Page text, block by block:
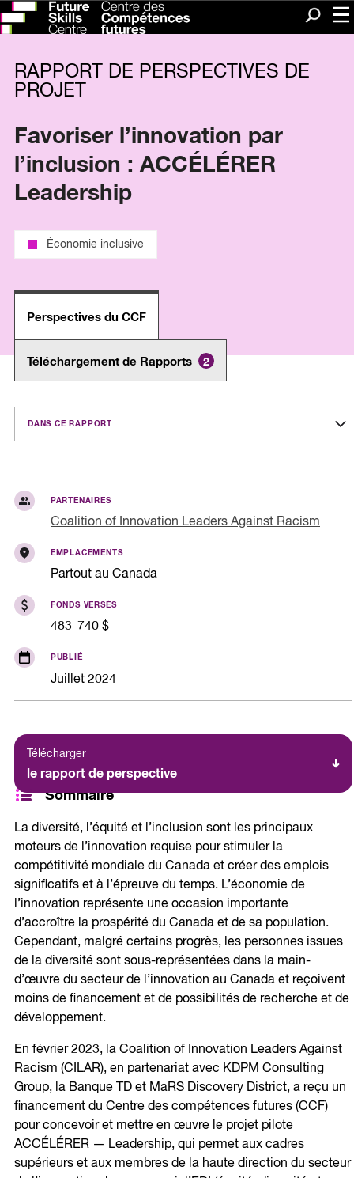
RAPPORT DE PERSPECTIVES DE
PROJET
Favoriser l’innovation par
l’inclusion : ACCÉLÉRER
Leadership
Économie inclusive
Perspectives du CCF
Téléchargement de Rapports 2
PARTENAIRES
Coalition of Innovation Leaders Against Racism
EMPLACEMENTS
Partout au Canada
FONDS VERSÉS
483 740 $
PUBLIÉ
Juillet 2024
Télécharger
le rapport de perspective
DANS CE RAPPORT
Sommaire
La diversité, l’équité et l’inclusion sont les principaux
moteurs de l’innovation requise pour stimuler la
compétitivité mondiale du Canada et créer des emplois
significatifs et à l’épreuve du temps. L’économie de
l’innovation représente une occasion importante
d’accroître la prospérité du Canada et de sa population.
Cependant, malgré certains progrès, les personnes issues
de la diversité sont sous-représentées dans la main-
d’œuvre du secteur de l’innovation au Canada et reçoivent
moins de financement et de possibilités de recherche et de
développement.
En février 2023, la Coalition of Innovation Leaders Against
Racism (CILAR), en partenariat avec KDPM Consulting
Group, la Banque TD et MaRS Discovery District, a reçu un
financement du Centre des compétences futures (CCF)
pour concevoir et mettre en œuvre le projet pilote
ACCÉLÉRER — Leadership, qui permet aux cadres
supérieurs et aux membres de la haute direction du secteur